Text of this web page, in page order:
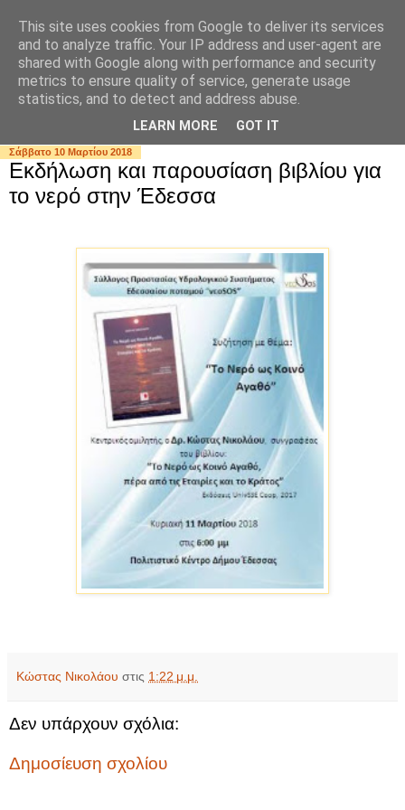
Σάββατο 10 Μαρτίου 2018
Εκδήλωση και παρουσίαση βιβλίου για
το νερό στην Έδεσσα
Κώστας Νικολάου στις 1:22 μ.μ.
Δεν υπάρχουν σχόλια:
Δημοσίευση σχολίου
This site uses cookies from Google to deliver its services
and to analyze traffic. Your IP address and user-agent are
shared with Google along with performance and security
metrics to ensure quality of service, generate usage
statistics, and to detect and address abuse.
LEARN MORE GOT IT